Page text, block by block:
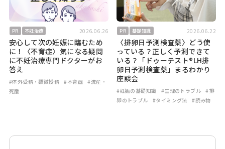
PR 不妊治療 2026.06.26
安心して次の妊娠に臨むため
に！〈不育症〉気になる疑問
に不妊治療専門ドクターがお
答え
#体外受精・顕微授精 #不育症
#流産・
死産
PR 基礎知識 2026.06.22
〈排卵日予測検査薬〉どう使
っている？正しく予測できて
いる？「ドゥーテスト®LH排
卵日予測検査薬」まるわかり
座談会
#妊娠の基礎知識 #生理のトラブル
#排
卵のトラブル
#タイミング法 #読み物